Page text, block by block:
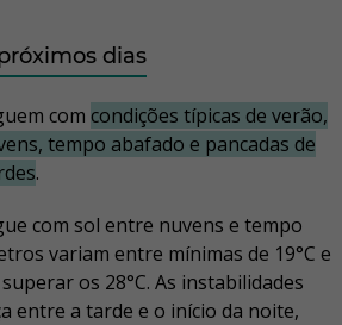
dias
com condições típicas de verão,
tempo abafado e pancadas de
.
com sol entre nuvens e tempo
variam entre mínimas de 19°C e
os 28°C. As instabilidades
entre a tarde e o início da noite,